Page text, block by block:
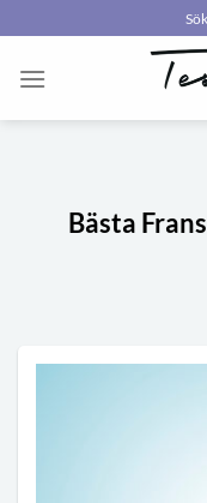
to
content
Bästa